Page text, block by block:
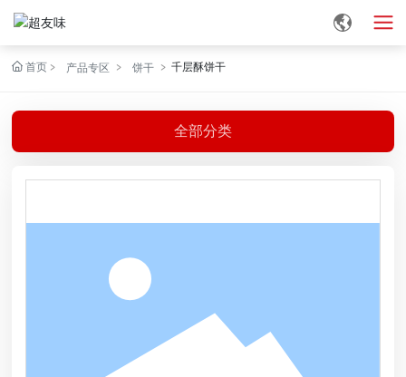
首页 产品专区 饼干 千层酥饼干
全部分类